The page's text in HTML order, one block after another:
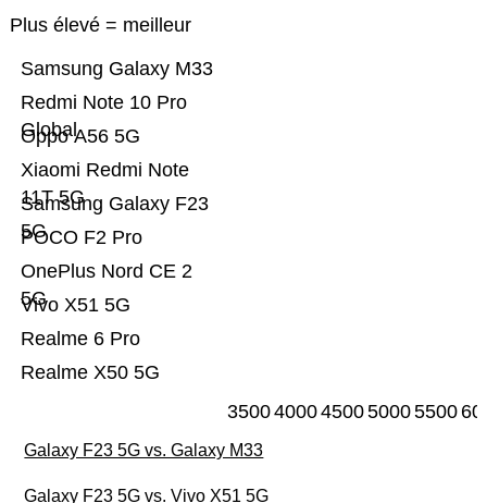
Plus élevé = meilleur
Realme X50 5G
Realme 6 Pro
Vivo X51 5G
OnePlus Nord CE 2
5G
POCO F2 Pro
Samsung Galaxy F23
5G
Xiaomi Redmi Note
11T 5G
Oppo A56 5G
Redmi Note 10 Pro
Global
Samsung Galaxy M33
35004000450050005500
Galaxy F23 5G vs. Galaxy M33
Galaxy F23 5G vs. Vivo X51 5G